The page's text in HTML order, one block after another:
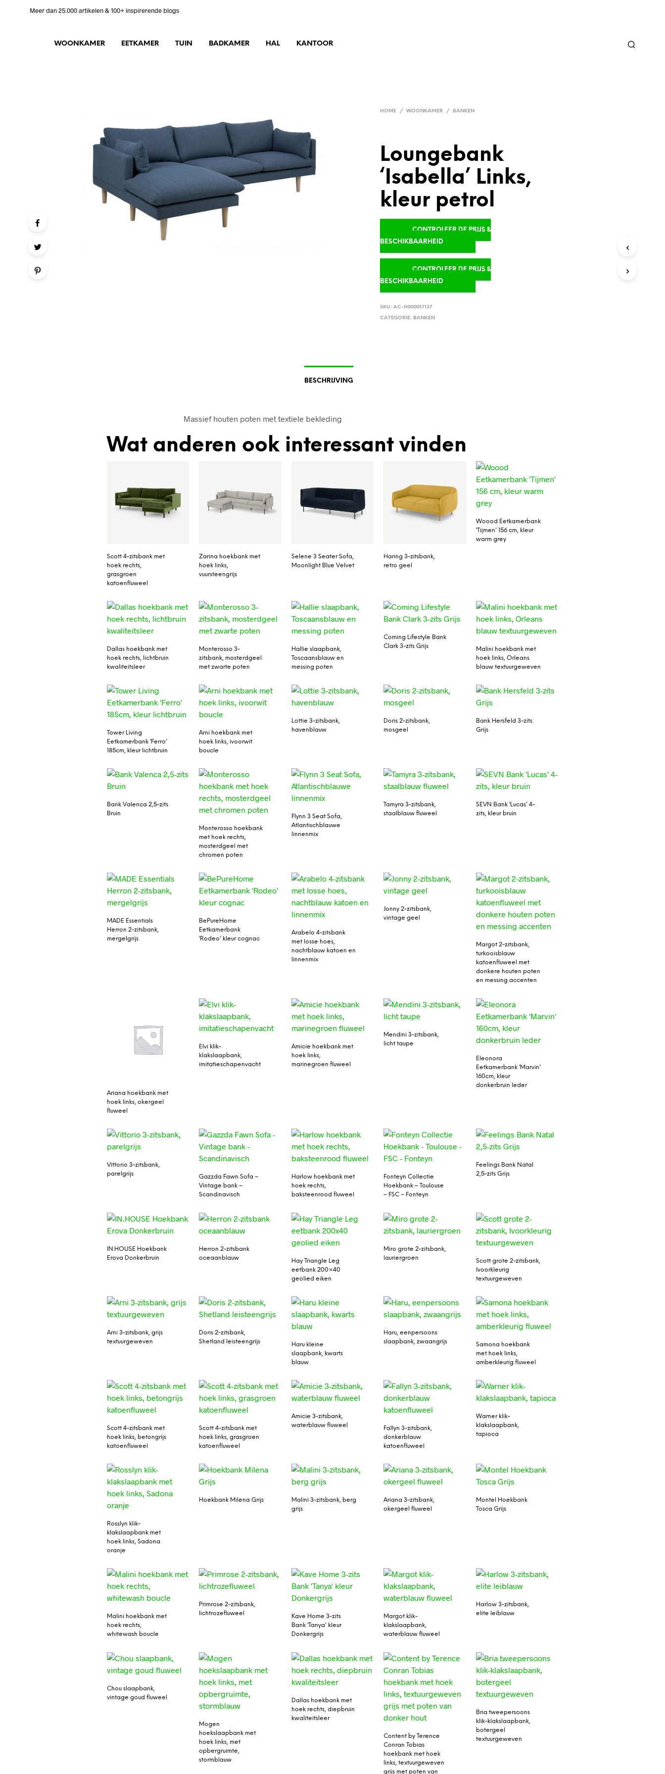
Meer dan 25.000 artikelen & 100+ inspirerende blogs
WOONKAMER EETKAMER TUIN BADKAMER HAL KANTOOR
HOME / WOONKAMER / BANKEN
Loungebank
‘Isabella’ Links,
kleur petrol
CONTROLEER DE PRIJS &
BESCHIKBAARHEID
CONTROLEER DE PRIJS &
BESCHIKBAARHEID
SKU:AC-H000017137
CATEGORIE: BANKEN
BESCHRIJVING
Massief houten poten met textiele bekleding
Wat anderen ook interessant vinden
Scott 4-zitsbank met
hoek rechts,
grasgroen
katoenfluweel
Zarina hoekbank met
hoek links,
vuursteengrijs
Selene 3 Seater Sofa,
Moonlight Blue Velvet
Haring 3-zitsbank,
retro geel
Woood Eetkamerbank
‘Tijmen’ 156 cm, kleur
warm grey
Dallas hoekbank met
hoek rechts, lichtbruin
kwaliteitsleer
Monterosso 3-
zitsbank, mosterdgeel
met zwarte poten
Hallie slaapbank,
Toscaansblauw en
messing poten
Coming Lifestyle Bank
Clark 3-zits Grijs
Malini hoekbank met
hoek links, Orleans
blauw textuurgeweven
Tower Living
Eetkamerbank ‘Ferro’
185cm, kleur lichtbruin
Arni hoekbank met
hoek links, ivoorwit
boucle
Lottie 3-zitsbank,
havenblauw
Doris 2-zitsbank,
mosgeel
Bank Hersfeld 3-zits
Grijs
Bank Valenca 2,5-zits
Bruin
Monterosso hoekbank
met hoek rechts,
mosterdgeel met
chromen poten
Flynn 3 Seat Sofa,
Atlantischblauwe
linnenmix
Tamyra 3-zitsbank,
staalblauw fluweel
SEVN Bank ‘Lucas’ 4-
zits, kleur bruin
MADE Essentials
Herron 2-zitsbank,
mergelgrijs
BePureHome
Eetkamerbank
‘Rodeo’ kleur cognac
Arabelo 4-zitsbank
met losse hoes,
nachtblauw katoen en
linnenmix
Jonny 2-zitsbank,
vintage geel
Margot 2-zitsbank,
turkooisblauw
katoenfluweel met
donkere houten poten
en messing accenten
Ariana hoekbank met
hoek links, okergeel
fluweel
Elvi klik-
klakslaapbank,
imitatieschapenvacht
Amicie hoekbank met
hoek links,
marinegroen fluweel
Mendini 3-zitsbank,
licht taupe
Eleonora
Eetkamerbank ‘Marvin’
160cm, kleur
donkerbruin leder
Vittorio 3-zitsbank,
parelgrijs
Gazzda Fawn Sofa –
Vintage bank –
Scandinavisch
Harlow hoekbank met
hoek rechts,
baksteenrood fluweel
Fonteyn Collectie
Hoekbank – Toulouse
– FSC – Fonteyn
Feelings Bank Natal
2,5-zits Grijs
IN.HOUSE Hoekbank
Erova Donkerbruin
Herron 2-zitsbank
oceaanblauw
Hay Triangle Leg
eetbank 200×40
geolied eiken
Miro grote 2-zitsbank,
lauriergroen
Scott grote 2-zitsbank,
Ivoorkleurig
textuurgeweven
Arni 3-zitsbank, grijs
textuurgeweven
Doris 2-zitsbank,
Shetland leisteengrijs
Haru kleine
slaapbank, kwarts
blauw
Haru, eenpersoons
slaapbank, zwaangrijs
Samona hoekbank
met hoek links,
amberkleurig fluweel
Scott 4-zitsbank met
hoek links, betongrijs
katoenfluweel
Scott 4-zitsbank met
hoek links, grasgroen
katoenfluweel
Amicie 3-zitsbank,
waterblauw fluweel
Fallyn 3-zitsbank,
donkerblauw
katoenfluweel
Warner klik-
klakslaapbank,
tapioca
Rosslyn klik-
klakslaapbank met
hoek links, Sadona
oranje
Hoekbank Milena Grijs
Malini 3-zitsbank, berg
grijs
Ariana 3-zitsbank,
okergeel fluweel
Montel Hoekbank
Tosca Grijs
Malini hoekbank met
hoek rechts,
whitewash boucle
Primrose 2-zitsbank,
lichtrozefluweel
Kave Home 3-zits
Bank ‘Tanya’ kleur
Donkergrijs
Margot klik-
klakslaapbank,
waterblauw fluweel
Harlow 3-zitsbank,
elite leiblauw
Chou slaapbank,
vintage goud fluweel
Mogen
hoekslaapbank met
hoek links, met
opbergruimte,
stormblauw
Dallas hoekbank met
hoek rechts, diepbruin
kwaliteitsleer
Content by Terence
Conran Tobias
hoekbank met hoek
links, textuurgeweven
grijs met poten van
Bria tweepersoons
klik-klakslaapbank,
botergeel
textuurgeweven